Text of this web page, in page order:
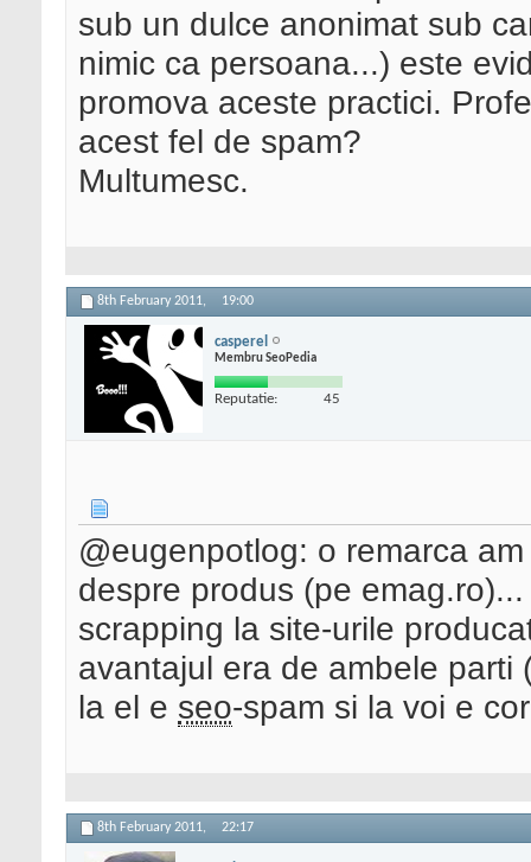
sub un dulce anonimat sub
nimic ca persoana...) este
promova aceste practici.
acest fel de spam?
Multumesc.
8th February 2011, 19:00
casperel
Membru SeoPedia
Reputatie: 45
@eugenpotlog: o remarca
despre produs (pe
scrapping la site-urile
avantajul era de ambele parti
la el e seo-spam si la voi e
8th February 2011, 22:17